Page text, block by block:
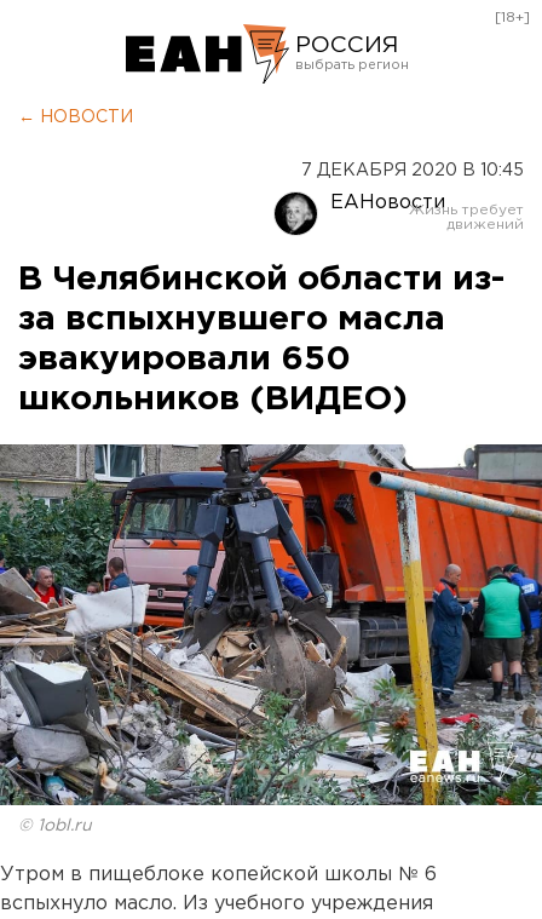
РОССИЯ
Оренбург
[18+]
← НОВОСТИ
7 ДЕКАБРЯ 2020 В 10:45
ЕАНовости
В Челябинской области из-
за вспыхнувшего масла
эвакуировали 650
школьников (ВИДЕО)
© 1obl.ru
Утром в пищеблоке копейской школы № 6
вспыхнуло масло. Из учебного учреждения